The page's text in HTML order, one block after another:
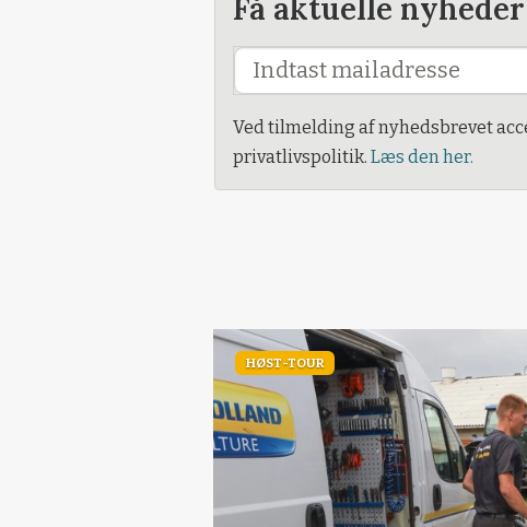
Få aktuelle
Ved tilmelding af nyhedsbrevet
privatlivspolitik. Læs den her.
HØST-TOUR